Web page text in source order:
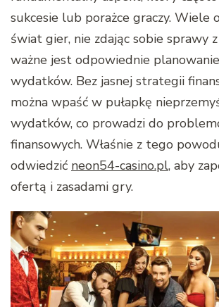
sukcesie lub porażce graczy. Wiele
świat gier, nie zdając sobie sprawy
ważne jest odpowiednie
wydatków. Bez jasnej strategii
można wpaść w pułapkę
wydatków, co prowadzi do
finansowych. Właśnie z tego
odwiedzić neon54-casino.pl, aby
ofertą i zasadami gry.